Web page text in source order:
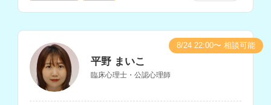
平野 まいこ
臨床心理士・公認心理師
8/24 22:00〜 相談可能